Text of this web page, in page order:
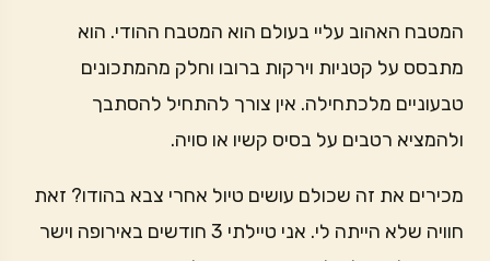
המטבח האהוב עליי בעולם הוא המטבח ההודי. הוא
מתבסס על קטניות וירקות ברובו וחלק מהמתכונים
טבעוניים מלכתחילה. אין צורך להתחיל להסתבך
ולהמציא רטבים על בסיס קשיו או סויה.
מכירים את זה שכולם עושים טיול אחרי צבא בהודו? זאת
חוויה שלא הייתה לי. אני טיילתי 3 חודשים באירופה וישר